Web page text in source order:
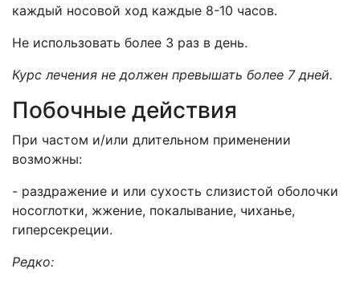
каждый носовой ход каждые 8-10 часов.
Не использовать более 3 раз в день.
Курс лечения не должен превышать более 7 дней.
Побочные действия
При частом и/или длительном применении
возможны:
- раздражение и или сухость слизистой оболочки
носоглотки, жжение, покалывание, чиханье,
гиперсекреции.
Редко: